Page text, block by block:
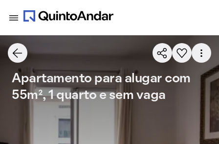
Apartamento para alugar com
55m², 1 quarto e sem vaga